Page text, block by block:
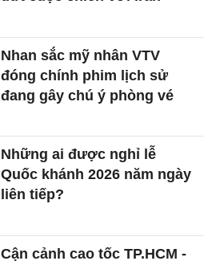
Nhan sắc mỹ nhân VTV
đóng chính phim lịch sử
đang gây chú ý phòng vé
Những ai được nghỉ lễ
Quốc khánh 2026 năm ngày
liên tiếp?
Cận cảnh cao tốc TP.HCM -